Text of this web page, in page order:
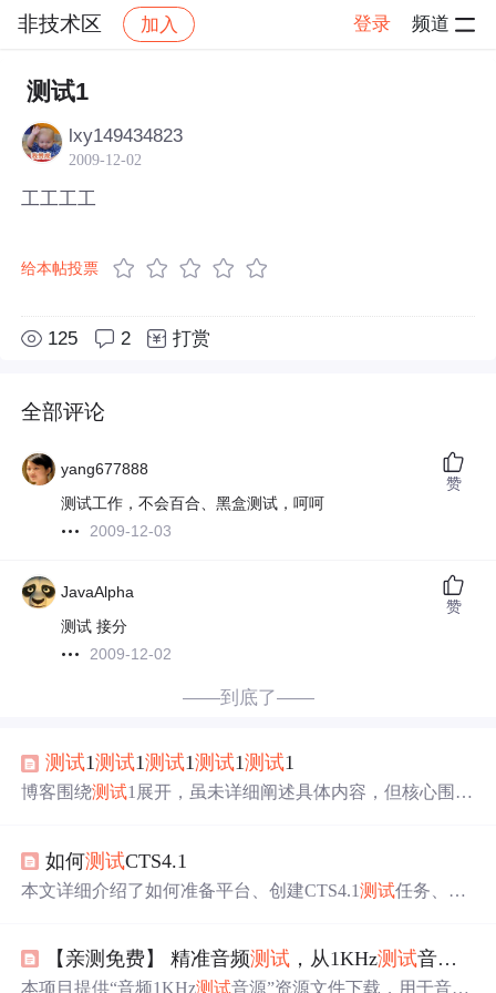
非技术区 加入 登录 频道
社区
测试1
lxy149434823
2009-12-02
工工工工
给本帖投票
125 2 打赏
全部评论
yang677888
测试工作，不会百合、黑盒测试，呵呵
2009-12-03
赞
JavaAlpha
测试 接分
2009-12-02
赞
——到底了——
测试1测试1测试1测试1测试1
博客围绕测试1展开，虽未详细阐述具体内容，但核心围绕
如何测试CTS4.1
本文详细介绍了如何准备平台、创建CTS4.1测试任务、理
注意事项，包括环境配置、命令行操作和测试报告解析。
【亲测免费】 精准音频测试 ，从1KHz测试音源开始
本项目提供“音频1KHz测试音源”资源文件下载，用于音频